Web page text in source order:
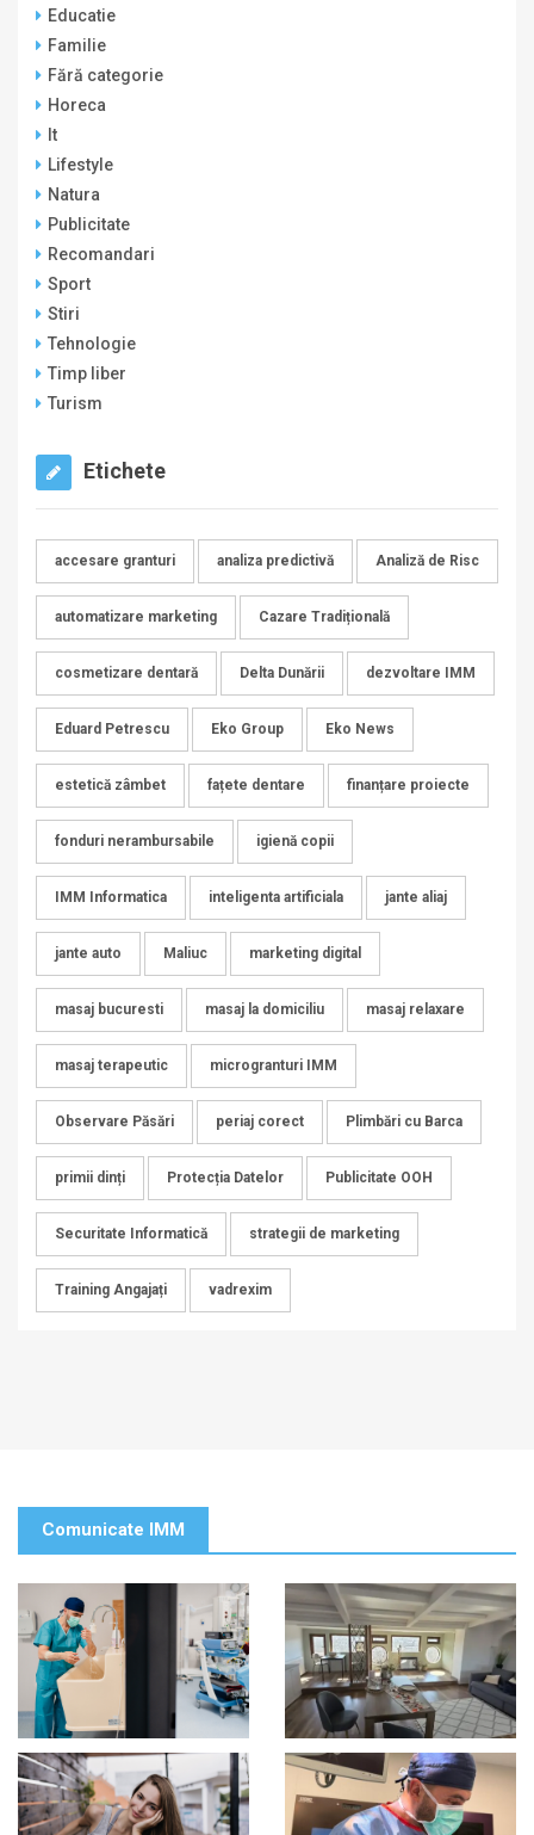
Educatie
Familie
Fără categorie
Horeca
It
Lifestyle
Natura
Publicitate
Recomandari
Sport
Stiri
Tehnologie
Timp liber
Turism
Etichete
accesare granturi analiza predictivă Analiză de Risc
automatizare marketing Cazare Tradițională
cosmetizare dentară Delta Dunării dezvoltare IMM
Eduard Petrescu Eko Group Eko News
estetică zâmbet fațete dentare finanțare proiecte
fonduri nerambursabile igienă copii
IMM Informatica inteligenta artificiala jante aliaj
jante auto Maliuc marketing digital
masaj bucuresti masaj la domiciliu masaj relaxare
masaj terapeutic microgranturi IMM
Observare Păsări periaj corect Plimbări cu Barca
primii dinți Protecția Datelor Publicitate OOH
Securitate Informatică strategii de marketing
Training Angajați vadrexim
Comunicate IMM